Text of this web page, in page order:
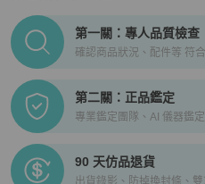
PopChill拍拍圈正品驗證、安
第一關：專人品質檢查
確認商品狀況、配件等 符
第二關：正品鑑定
專業鑑定團隊、AI 儀器鑑
90 天仿品退貨
出貨錄影、防掉換封條、